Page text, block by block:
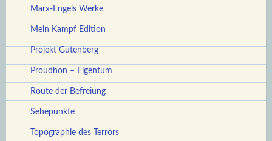
Marx-Engels Werke
Mein Kampf Edition
Projekt Gutenberg
Proudhon – Eigentum
Route der Befreiung
Sehepunkte
Topographie des Terrors